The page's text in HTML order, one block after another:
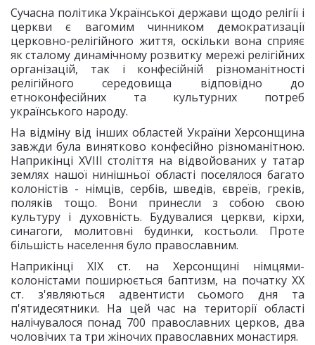
Сучасна політика Української держави щодо релігії і
церкви є вагомим чинником демократизації
церковно-релігійного життя, оскільки вона сприяє
як сталому динамічному розвитку мережі релігійних
організацій, так і конфесійній різноманітності
релігійного середовища відповідно до
етноконфесійних та культурних потреб
українського народу.
На відміну від інших областей України Херсонщина
завжди була винятково конфесійно різноманітною.
Наприкінці ХVIII століття на відвойованих у татар
землях нашої нинішньої області поселялося багато
колоністів - німців, сербів, шведів, євреїв, греків,
поляків тощо. Вони принесли з собою свою
культуру і духовність. Будувалися церкви, кірхи,
синагоги, молитовні будинки, костьоли. Проте
більшість населення було православним.
Наприкінці XIX ст. на Херсонщині німцями-
колоністами поширюється баптизм, на початку XX
ст. з'являються адвентисти сьомого дня та
п'ятидесятники. На цей час на території області
налічувалося понад 700 православних церков, два
чоловічих та три жіночих православних монастиря.